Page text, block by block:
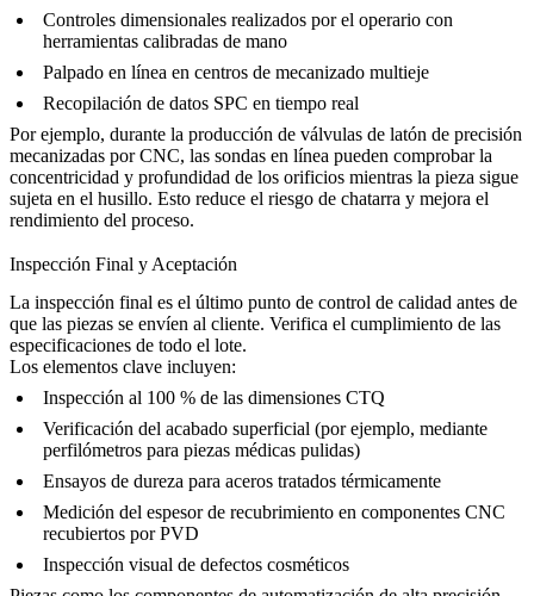
Controles dimensionales realizados por el operario con
herramientas calibradas de mano
Palpado en línea en centros de mecanizado multieje
Recopilación de datos SPC en tiempo real
Por ejemplo, durante la producción de válvulas de latón de precisión
mecanizadas por CNC, las sondas en línea pueden comprobar la
concentricidad y profundidad de los orificios mientras la pieza sigue
sujeta en el husillo. Esto reduce el riesgo de chatarra y mejora el
rendimiento del proceso.
Inspección Final y Aceptación
La inspección final es el último punto de control de calidad antes de
que las piezas se envíen al cliente. Verifica el cumplimiento de las
especificaciones de todo el lote.
Los elementos clave incluyen:
Inspección al 100 % de las dimensiones CTQ
Verificación del acabado superficial (por ejemplo, mediante
perfilómetros para piezas médicas pulidas)
Ensayos de dureza para aceros tratados térmicamente
Medición del espesor de recubrimiento en componentes CNC
recubiertos por PVD
Inspección visual de defectos cosméticos